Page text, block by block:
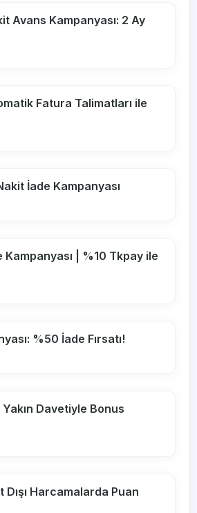
Avans Kampanyası: 2 Ay
Fatura Talimatları ile
İade Kampanyası
Kampanyası | %10 Tkpay ile
%50 İade Fırsatı!
Davetiyle Bonus
Harcamalarda Puan